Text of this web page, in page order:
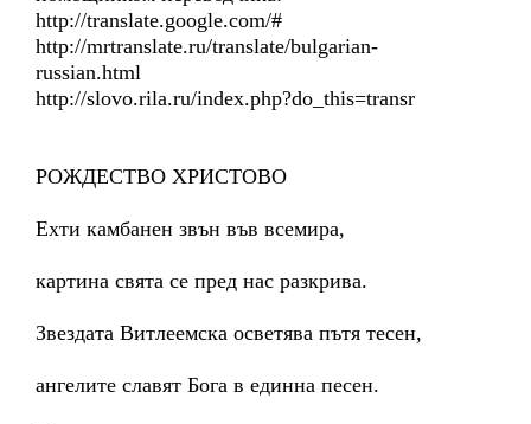
http://translate.google.com/#
http://mrtranslate.ru/translate/bulgarian-
russian.html
http://slovo.rila.ru/index.php?do_this=transr
РОЖДЕСТВО ХРИСТОВО
Ехти камбанен звън във всемира,
картина свята се пред нас разкрива.
Звездата Витлеемска осветява пътя тесен,
ангелите славят Бога в единна песен.